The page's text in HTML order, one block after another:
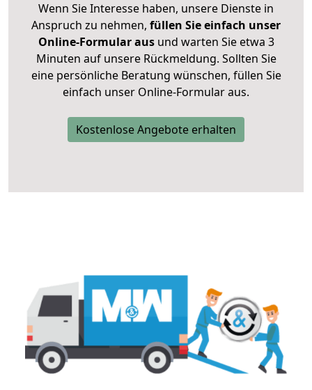
Wenn Sie Interesse haben, unsere Dienste in
Anspruch zu nehmen, füllen Sie einfach unser
Online-Formular ausund warten Sie etwa 3
Minuten auf unsere Rückmeldung. Sollten Sie
eine persönliche Beratung wünschen, füllen Sie
einfach unser Online-Formular aus.
Kostenlose Angebote erhalten